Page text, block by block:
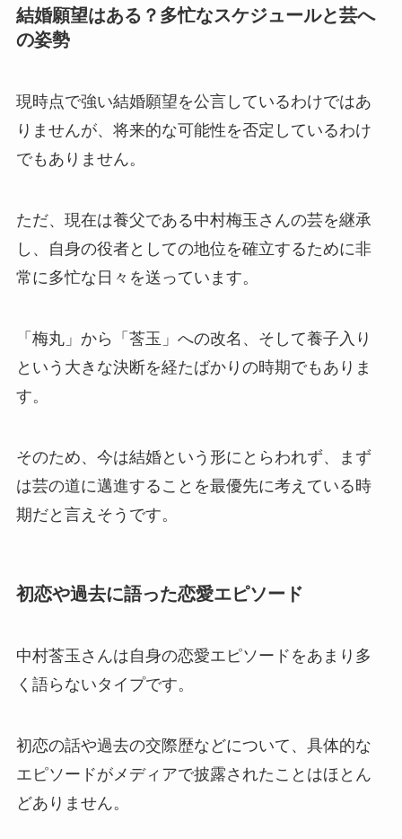
結婚願望はある？多忙なスケジュールと芸へ
の姿勢
現時点で強い結婚願望を公言しているわけではあ
りませんが、将来的な可能性を否定しているわけ
でもありません。
ただ、現在は養父である中村梅玉さんの芸を継承
し、自身の役者としての地位を確立するために非
常に多忙な日々を送っています。
「梅丸」から「莟玉」への改名、そして養子入り
という大きな決断を経たばかりの時期でもありま
す。
そのため、今は結婚という形にとらわれず、まず
は芸の道に邁進することを最優先に考えている時
期だと言えそうです。
初恋や過去に語った恋愛エピソード
中村莟玉さんは自身の恋愛エピソードをあまり多
く語らないタイプです。
初恋の話や過去の交際歴などについて、具体的な
エピソードがメディアで披露されたことはほとん
どありません。